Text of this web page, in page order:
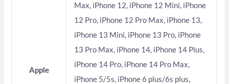
Apple
Max, iPhone 12, iPhone 12 Mini, iPhone
12 Pro, iPhone 12 Pro Max, iPhone 13,
iPhone 13 Mini, iPhone 13 Pro, iPhone
13 Pro Max, iPhone 14, iPhone 14 Plus,
iPhone 14 Pro, iPhone 14 Pro Max,
iPhone 5/5s, iPhone 6 plus/6s plus,